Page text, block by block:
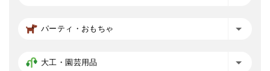
パーティ・おもちゃ
大工・園芸用品